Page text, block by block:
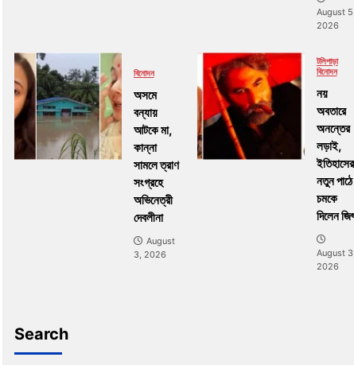
August
2026
বিনোদন
অসমে
বন্যায়
আটকে মা,
কান্না
সামলে ত্রাণ
সংগ্রহে
অভিনেত্রী
দেবলীনা
August
3, 2026
টলিপাড়া
বিনোদন
নয়
অবতারে
অনন্তের
লড়াই,
ইতিহাসের
নতুন পাঠে
চমকে
দিলেন জিৎ
August
2026
Search